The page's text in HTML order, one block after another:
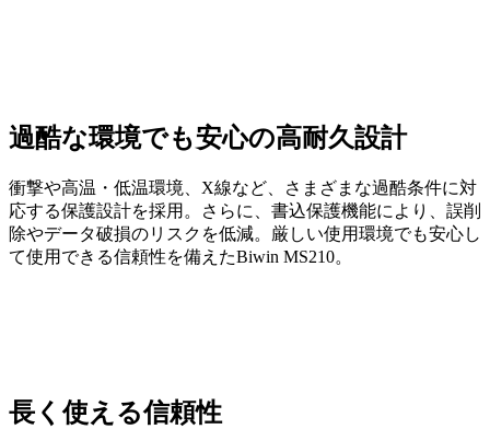
過酷な環境でも安心の高耐久設計
衝撃や高温・低温環境、X線など、さまざまな過酷条件に対
応する保護設計を採用。さらに、書込保護機能により、誤削
除やデータ破損のリスクを低減。厳しい使用環境でも安心し
て使用できる信頼性を備えたBiwin MS210。
長く使える信頼性